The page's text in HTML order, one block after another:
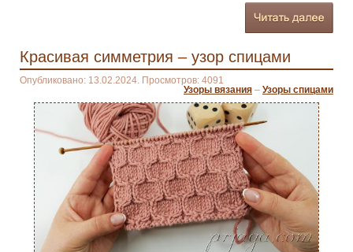
Красивая симметрия – узор спицами
Опубликовано: 13.02.2024. Просмотров: 4091
Узоры вязания – Узоры спицами